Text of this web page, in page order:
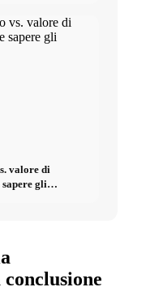
valore di
gli